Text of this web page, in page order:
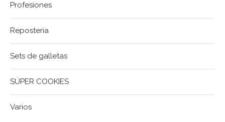
Profesiones
Reposteria
Sets de galletas
SÚPER COOKIES
Varios